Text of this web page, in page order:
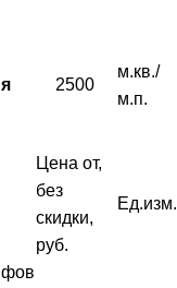
2500
м.кв./
м.п.
Цена от,
без
скидки,
руб.
Ед.изм.